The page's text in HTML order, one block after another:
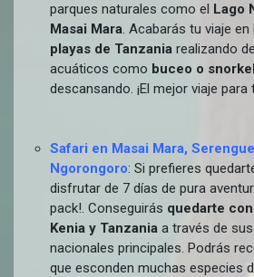
parques naturales como el Lago
Masai Mara. Acabarás tu viaje
playas de Tanzania realizando
acuáticos como buceo o snorkel
descansando. ¡El mejor viaje para
Safari en Masai Mara,
Ngorongoro: Si prefieres
disfrutar de 7 días de pura
pack!. Conseguirás quedarte
Kenia y Tanzania a través de
nacionales principales. Podrás
que esconden muchas especies